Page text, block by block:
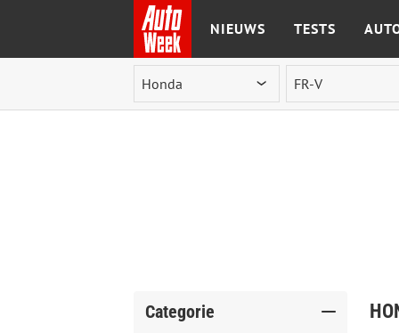
Ga naar de inhoud
NIEUWS TESTS
Categorie